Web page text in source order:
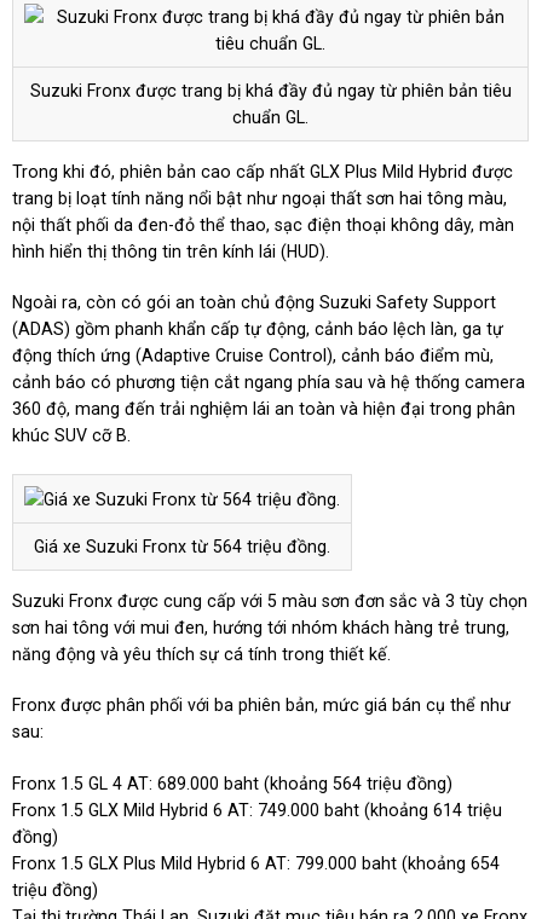
Suzuki Fronx được trang bị khá đầy đủ ngay từ phiên bản tiêu
chuẩn GL.
Trong khi đó, phiên bản cao cấp nhất GLX Plus Mild Hybrid được
trang bị loạt tính năng nổi bật như ngoại thất sơn hai tông màu,
nội thất phối da đen-đỏ thể thao, sạc điện thoại không dây, màn
hình hiển thị thông tin trên kính lái (HUD).
Ngoài ra, còn có gói an toàn chủ động Suzuki Safety Support
(ADAS) gồm phanh khẩn cấp tự động, cảnh báo lệch làn, ga tự
động thích ứng (Adaptive Cruise Control), cảnh báo điểm mù,
cảnh báo có phương tiện cắt ngang phía sau và hệ thống camera
360 độ, mang đến trải nghiệm lái an toàn và hiện đại trong phân
khúc SUV cỡ B.
Giá xe Suzuki Fronx từ 564 triệu đồng.
Suzuki Fronx được cung cấp với 5 màu sơn đơn sắc và 3 tùy chọn
sơn hai tông với mui đen, hướng tới nhóm khách hàng trẻ trung,
năng động và yêu thích sự cá tính trong thiết kế.
Fronx được phân phối với ba phiên bản, mức giá bán cụ thể như
sau:
Fronx 1.5 GL 4 AT: 689.000 baht (khoảng 564 triệu đồng)
Fronx 1.5 GLX Mild Hybrid 6 AT: 749.000 baht (khoảng 614 triệu
đồng)
Fronx 1.5 GLX Plus Mild Hybrid 6 AT: 799.000 baht (khoảng 654
triệu đồng)